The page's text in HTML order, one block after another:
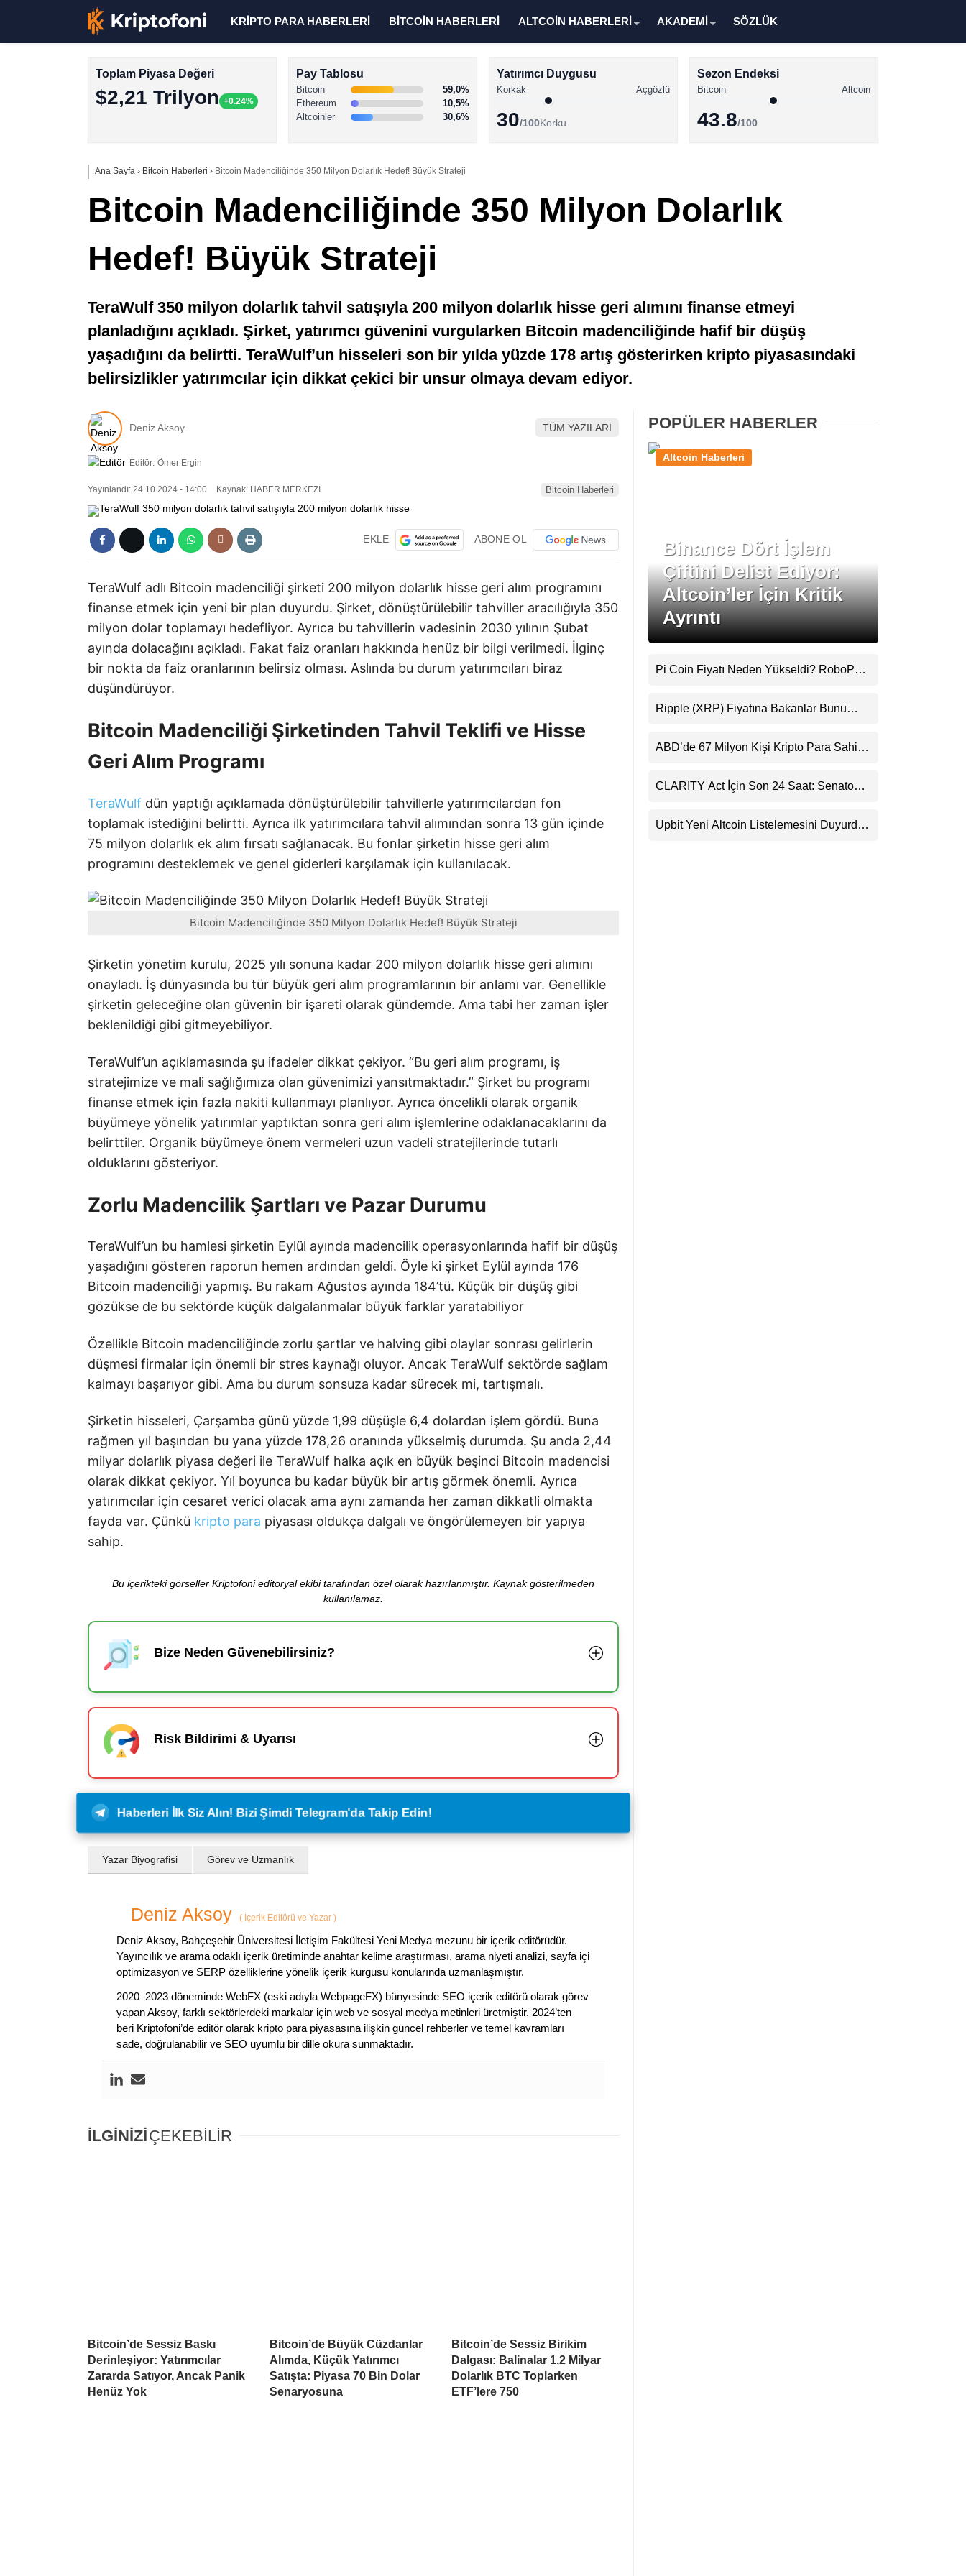
Stablecoin Haberleri
KRİPTO PARA HABERLERİ BİTCOİN HABERLERİ ALTCOİN HABERLERİ AKADEMİ SÖZLÜK
Toplam Piyasa Değeri
$2,21 Trilyon +0.24%
Pay Tablosu
Bitcoin
59,0%
Ethereum
10,5%
Altcoinler
30,6%
Yatırımcı Duygusu
Korkak Açgözlü
30/100Korku
Sezon Endeksi
Bitcoin Altcoin
43.8/100
Ana Sayfa › Bitcoin Haberleri › Bitcoin Madenciliğinde 350 Milyon Dolarlık Hedef! Büyük Strateji
Bitcoin Madenciliğinde 350 Milyon Dolarlık
Hedef! Büyük Strateji
TeraWulf 350 milyon dolarlık tahvil satışıyla 200 milyon dolarlık hisse geri alımını finanse etmeyi
planladığını açıkladı. Şirket, yatırımcı güvenini vurgularken Bitcoin madenciliğinde hafif bir düşüş
yaşadığını da belirtti. TeraWulf’un hisseleri son bir yılda yüzde 178 artış gösterirken kripto piyasasındaki
belirsizlikler yatırımcılar için dikkat çekici bir unsur olmaya devam ediyor.
Deniz Aksoy TÜM YAZILARI
Editör: Ömer Ergin
Yayınlandı: 24.10.2024 - 14:00 Kaynak: HABER MERKEZI Bitcoin Haberleri
EKLE ABONE OL
TeraWulf adlı Bitcoin madenciliği şirketi 200 milyon dolarlık hisse geri alım programını
finanse etmek için yeni bir plan duyurdu. Şirket, dönüştürülebilir tahviller aracılığıyla 350
milyon dolar toplamayı hedefliyor. Ayrıca bu tahvillerin vadesinin 2030 yılının Şubat
ayında dolacağını açıkladı. Fakat faiz oranları hakkında henüz bir bilgi verilmedi. İlginç
bir nokta da faiz oranlarının belirsiz olması. Aslında bu durum yatırımcıları biraz
düşündürüyor.
Bitcoin Madenciliği Şirketinden Tahvil Teklifi ve Hisse
Geri Alım Programı
TeraWulf dün yaptığı açıklamada dönüştürülebilir tahvillerle yatırımcılardan fon
toplamak istediğini belirtti. Ayrıca ilk yatırımcılara tahvil alımından sonra 13 gün içinde
75 milyon dolarlık ek alım fırsatı sağlanacak. Bu fonlar şirketin hisse geri alım
programını desteklemek ve genel giderleri karşılamak için kullanılacak.
Bitcoin Madenciliğinde 350 Milyon Dolarlık Hedef! Büyük Strateji
Şirketin yönetim kurulu, 2025 yılı sonuna kadar 200 milyon dolarlık hisse geri alımını
onayladı. İş dünyasında bu tür büyük geri alım programlarının bir anlamı var. Genellikle
şirketin geleceğine olan güvenin bir işareti olarak gündemde. Ama tabi her zaman işler
beklenildiği gibi gitmeyebiliyor.
TeraWulf’un açıklamasında şu ifadeler dikkat çekiyor. “Bu geri alım programı, iş
stratejimize ve mali sağlığımıza olan güvenimizi yansıtmaktadır.” Şirket bu programı
finanse etmek için fazla nakiti kullanmayı planlıyor. Ayrıca öncelikli olarak organik
büyümeye yönelik yatırımlar yaptıktan sonra geri alım işlemlerine odaklanacaklarını da
belirttiler. Organik büyümeye önem vermeleri uzun vadeli stratejilerinde tutarlı
olduklarını gösteriyor.
Zorlu Madencilik Şartları ve Pazar Durumu
TeraWulf’un bu hamlesi şirketin Eylül ayında madencilik operasyonlarında hafif bir düşüş
yaşadığını gösteren raporun hemen ardından geldi. Öyle ki şirket Eylül ayında 176
Bitcoin madenciliği yapmış. Bu rakam Ağustos ayında 184’tü. Küçük bir düşüş gibi
gözükse de bu sektörde küçük dalgalanmalar büyük farklar yaratabiliyor
Özellikle Bitcoin madenciliğinde zorlu şartlar ve halving gibi olaylar sonrası gelirlerin
düşmesi firmalar için önemli bir stres kaynağı oluyor. Ancak TeraWulf sektörde sağlam
kalmayı başarıyor gibi. Ama bu durum sonsuza kadar sürecek mi, tartışmalı.
Şirketin hisseleri, Çarşamba günü yüzde 1,99 düşüşle 6,4 dolardan işlem gördü. Buna
rağmen yıl başından bu yana yüzde 178,26 oranında yükselmiş durumda. Şu anda 2,44
milyar dolarlık piyasa değeri ile TeraWulf halka açık en büyük beşinci Bitcoin madencisi
olarak dikkat çekiyor. Yıl boyunca bu kadar büyük bir artış görmek önemli. Ayrıca
yatırımcılar için cesaret verici olacak ama aynı zamanda her zaman dikkatli olmakta
fayda var. Çünkü kripto para piyasası oldukça dalgalı ve öngörülemeyen bir yapıya
sahip.
Bu içerikteki görseller Kriptofoni editoryal ekibi tarafından özel olarak hazırlanmıştır. Kaynak gösterilmeden
kullanılamaz.
Bize Neden Güvenebilirsiniz?
Risk Bildirimi & Uyarısı
Haberleri İlk Siz Alın! Bizi Şimdi Telegram'da Takip Edin!
Yazar Biyografisi Görev ve Uzmanlık
Deniz Aksoy ( İçerik Editörü ve Yazar )
Deniz Aksoy, Bahçeşehir Üniversitesi İletişim Fakültesi Yeni Medya mezunu bir içerik editörüdür.
Yayıncılık ve arama odaklı içerik üretiminde anahtar kelime araştırması, arama niyeti analizi, sayfa içi
optimizasyon ve SERP özelliklerine yönelik içerik kurgusu konularında uzmanlaşmıştır.
2020–2023 döneminde WebFX (eski adıyla WebpageFX) bünyesinde SEO içerik editörü olarak görev
yapan Aksoy, farklı sektörlerdeki markalar için web ve sosyal medya metinleri üretmiştir. 2024’ten
beri Kriptofoni’de editör olarak kripto para piyasasına ilişkin güncel rehberler ve temel kavramları
sade, doğrulanabilir ve SEO uyumlu bir dille okura sunmaktadır.
İLGİNİZİÇEKEBİLİR
Bitcoin’de Sessiz Baskı
Derinleşiyor: Yatırımcılar
Zararda Satıyor, Ancak Panik
Henüz Yok
Bitcoin’de Büyük Cüzdanlar
Alımda, Küçük Yatırımcı
Satışta: Piyasa 70 Bin Dolar
Senaryosuna
Bitcoin’de Sessiz Birikim
Dalgası: Balinalar 1,2 Milyar
Dolarlık BTC Toplarken
ETF’lere 750
POPÜLER HABERLER
Binance Dört İşlem
Çiftini Delist Ediyor:
Altcoin’ler İçin Kritik
Ayrıntı
Altcoin Haberleri
Pi Coin Fiyatı Neden Yükseldi? RoboPay
Destekledi
Ripple (XRP) Fiyatına Bakanlar Bunu
Uyarı
ABD’de 67 Milyon Kişi Kripto Para Sahibi:
CLARITY Act İçin Son 24 Saat: Senato
Beklentisini Bozabilir
Upbit Yeni Altcoin Listelemesini Duyurdu: